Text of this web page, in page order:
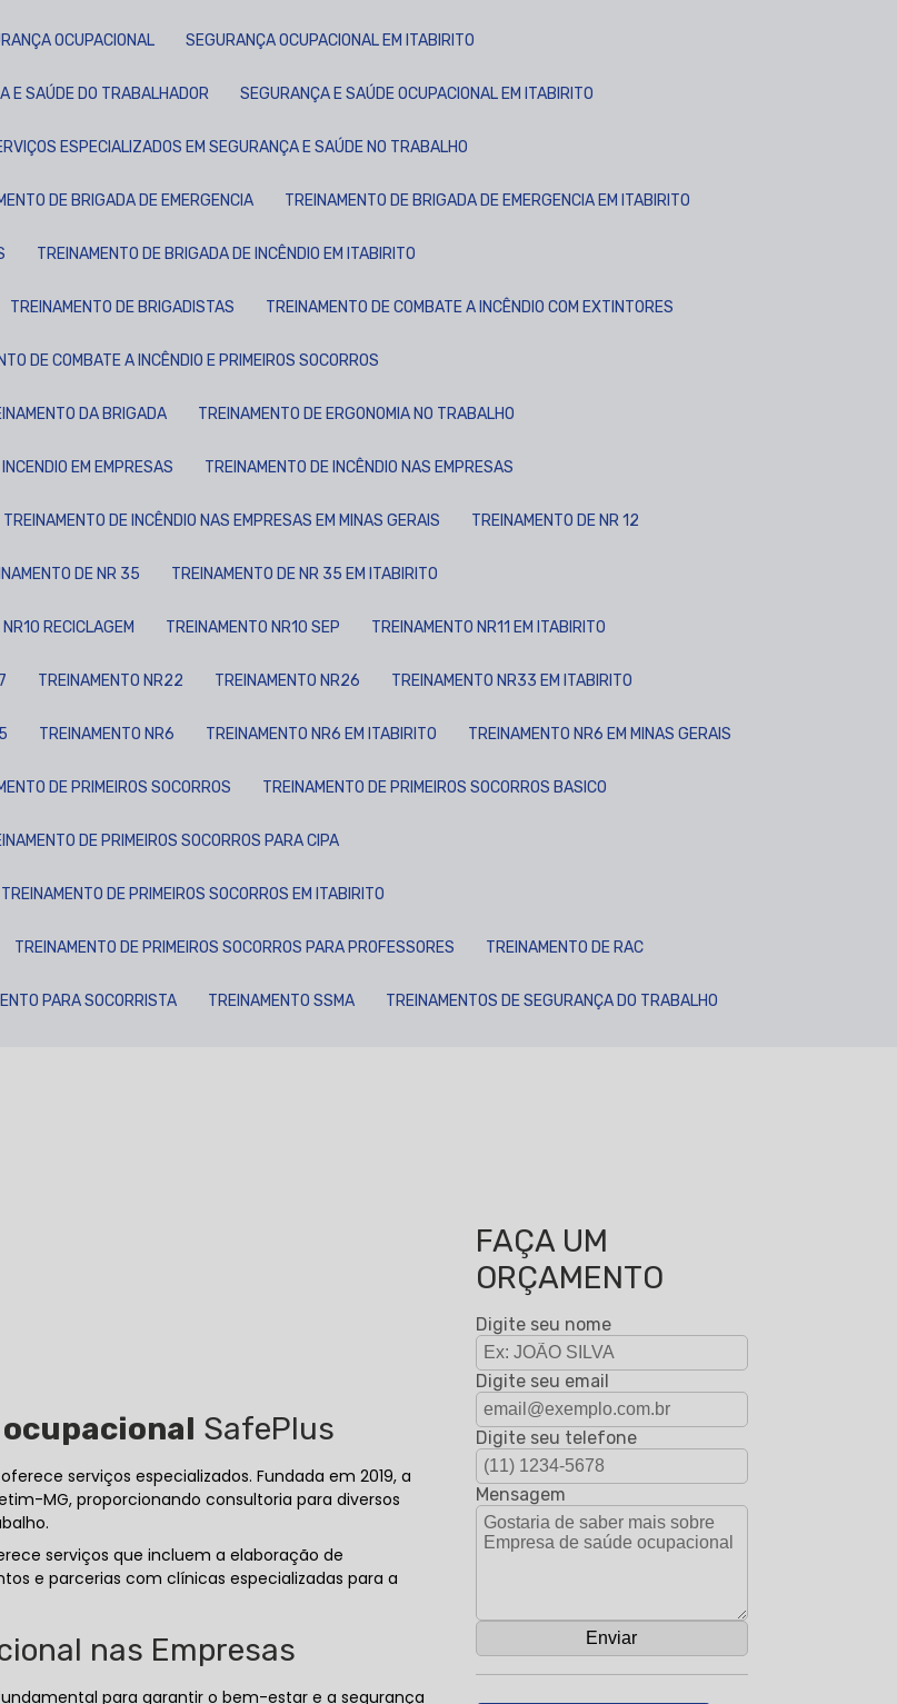
OCUPACIONAL SEGURANÇA OCUPACIONAL EM ITABIRITO
E SAÚDE DO TRABALHADOR SEGURANÇA E SAÚDE OCUPACIONAL EM ITABIRITO
ESPECIALIZADOS EM SEGURANÇA E SAÚDE NO TRABALHO
DE BRIGADA DE EMERGENCIA TREINAMENTO DE BRIGADA DE EMERGENCIA EM ITABIRITO
TREINAMENTO DE BRIGADA DE INCÊNDIO EM ITABIRITO
TREINAMENTO DE BRIGADISTAS TREINAMENTO DE COMBATE A INCÊNDIO COM EXTINTORES
DE COMBATE A INCÊNDIO E PRIMEIROS SOCORROS
DA BRIGADA TREINAMENTO DE ERGONOMIA NO TRABALHO
EM EMPRESAS TREINAMENTO DE INCÊNDIO NAS EMPRESAS
TREINAMENTO DE INCÊNDIO NAS EMPRESAS EM MINAS GERAIS TREINAMENTO DE NR 12
DE NR 35 TREINAMENTO DE NR 35 EM ITABIRITO
NR10 RECICLAGEM TREINAMENTO NR10 SEP TREINAMENTO NR11 EM ITABIRITO
TREINAMENTO NR22 TREINAMENTO NR26 TREINAMENTO NR33 EM ITABIRITO
TREINAMENTO NR6 TREINAMENTO NR6 EM ITABIRITO TREINAMENTO NR6 EM MINAS GERAIS
DE PRIMEIROS SOCORROS TREINAMENTO DE PRIMEIROS SOCORROS BASICO
DE PRIMEIROS SOCORROS PARA CIPA
TREINAMENTO DE PRIMEIROS SOCORROS EM ITABIRITO
TREINAMENTO DE PRIMEIROS SOCORROS PARA PROFESSORES TREINAMENTO DE RAC
PARA SOCORRISTA TREINAMENTO SSMA TREINAMENTOS DE SEGURANÇA DO TRABALHO
SafePlus
serviços especializados. Fundada em 2019, a
MG, proporcionando consultoria para diversos
serviços que incluem a elaboração de
e parcerias com clínicas especializadas para a
nas Empresas
para garantir o bem-estar e a segurança
FAÇA UM
ORÇAMENTO
Digite seu nome
Digite seu email
Digite seu telefone
Mensagem